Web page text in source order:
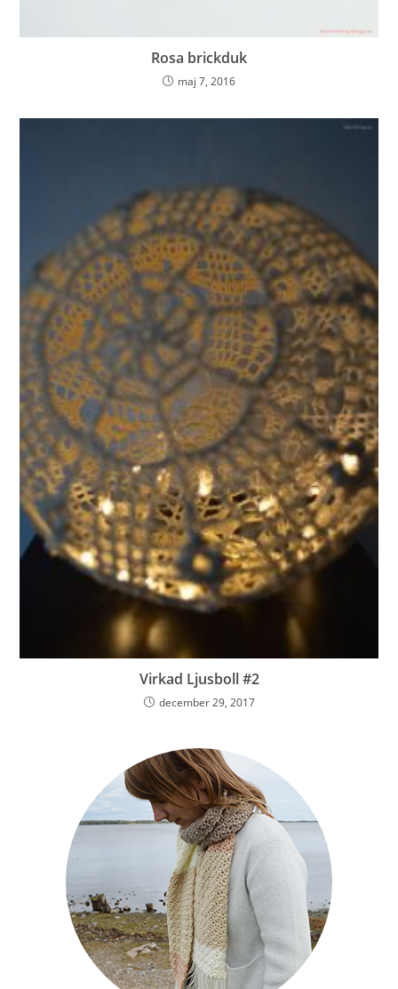
Rosa brickduk
maj 7, 2016
Virkad Ljusboll #2
december 29, 2017